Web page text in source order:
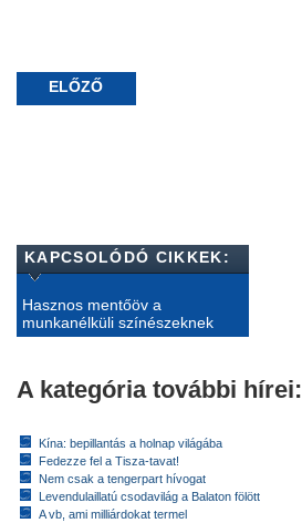
ELŐZŐ
KAPCSOLÓDÓ CIKKEK:
Hasznos mentőöv a
munkanélküli színészeknek
A kategória további hírei:
Kína: bepillantás a holnap világába
Fedezze fel a Tisza-tavat!
Nem csak a tengerpart hívogat
Levendulaillatú csodavilág a Balaton fölött
A vb, ami milliárdokat termel